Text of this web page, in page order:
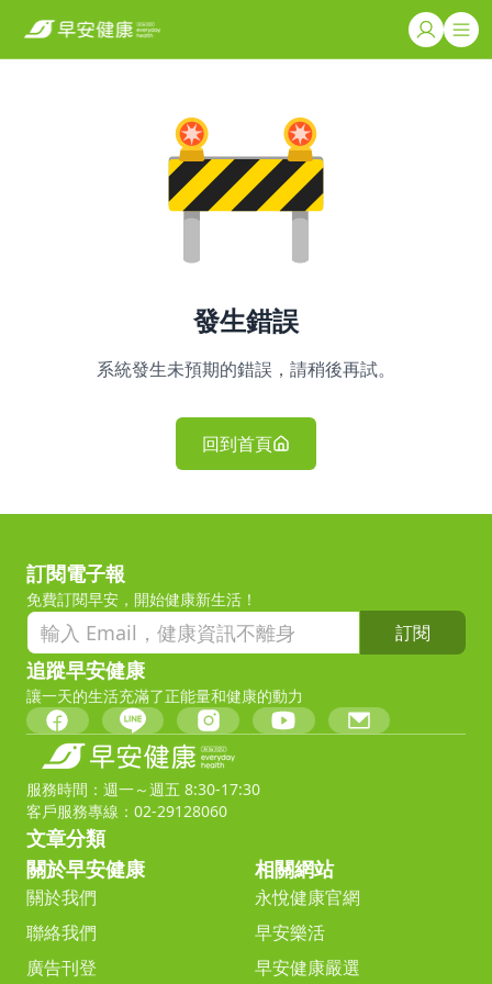
發生錯誤
系統發生未預期的錯誤，請稍後再試。
回到首頁
訂閱電子報
免費訂閱早安，開始健康新生活！
訂閱
追蹤早安健康
讓一天的生活充滿了正能量和健康的動力
服務時間：週一～週五 8:30-17:30
客戶服務專線：02-29128060
文章分類
關於早安健康
關於我們
聯絡我們
廣告刊登
相關網站
永悅健康官網
早安樂活
早安健康嚴選